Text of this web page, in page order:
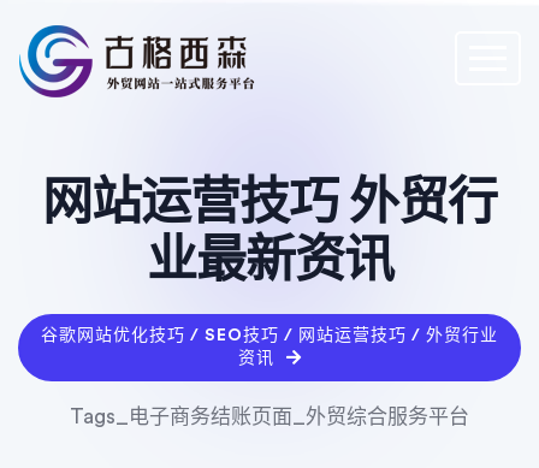
网站运营技巧 外贸行
业最新资讯
谷歌网站优化技巧 / SEO技巧 / 网站运营技巧 / 外贸行业
资讯
Tags_电子商务结账页面_外贸综合服务平台